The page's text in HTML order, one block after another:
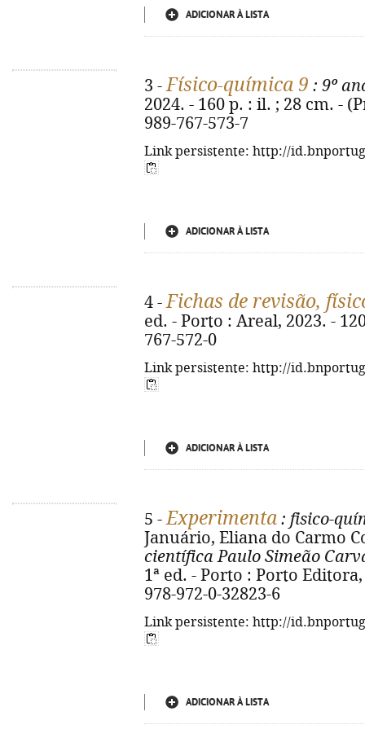
ADICIONAR À LISTA
3 -Físico-química 9 : 9º
2024. - 160 p. : il. ; 28 cm. -
989-767-573-7
Link persistente: http://
ADICIONAR À LISTA
4 -Fichas de revisão,
ed. - Porto : Areal, 2023. -
767-572-0
Link persistente: http://
ADICIONAR À LISTA
5 -Experimenta : fisico-
Januário, Eliana do Carmo
científica Paulo Simeão
1ª ed. - Porto : Porto
978-972-0-32823-6
Link persistente: http://
ADICIONAR À LISTA